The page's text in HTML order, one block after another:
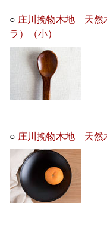
○ 庄川挽物木地 天
ラ）（小）
○ 庄川挽物木地 天然